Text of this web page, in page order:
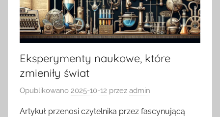
Eksperymenty naukowe, które
zmieniły świat
Opublikowano 2025-10-12 przez admin
Artykuł przenosi czytelnika przez fascynującą